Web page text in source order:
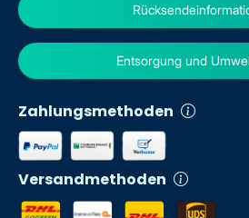
Zahlungsmethoden
Versandmethoden
Entsorgung und